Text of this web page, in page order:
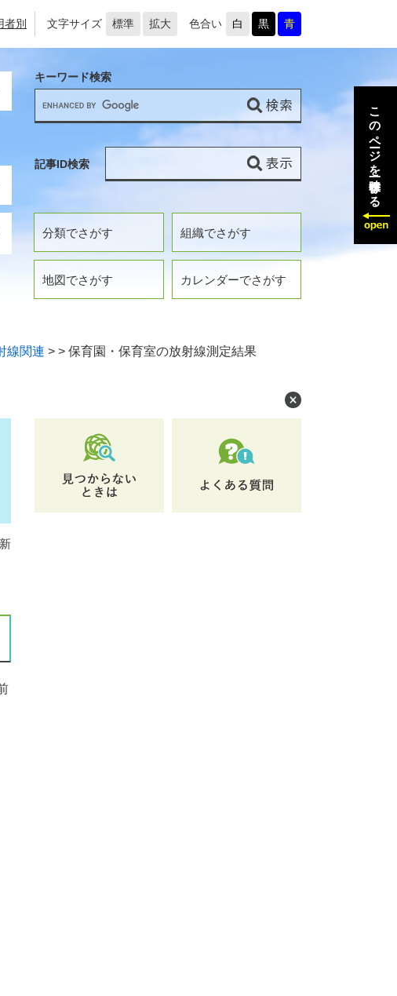
者別 文字サイズ 標準 拡大 色合い 白 黒 青
分類でさがす 組織でさがす
地図でさがす カレンダーでさがす
キーワード検索
記事ID検索
線関連 > > 保育園・保育室の放射線測定結果
このページを一時保存する